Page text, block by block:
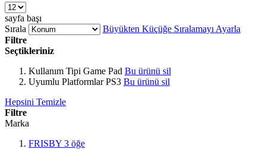
sayfa başı
Sırala
Büyükten Küçüğe Sıralamayı Ayarla
Filtre
Seçtikleriniz
Kullanım Tipi Game Pad Bu ürünü sil
Uyumlu Platformlar PS3 Bu ürünü sil
Hepsini Temizle
Filtre
Marka
FRISBY 3 öğe